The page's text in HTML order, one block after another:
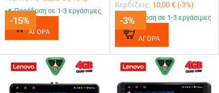
-15%
-15%
Παράδοση σε 1-3 εργάσιμες
ΑΓΟΡΑ
-3%
Κερδίζεις: 10,00 € (-3%)
-3%
Παράδοση σε 1-3 εργάσιμες
ΑΓΟΡΑ